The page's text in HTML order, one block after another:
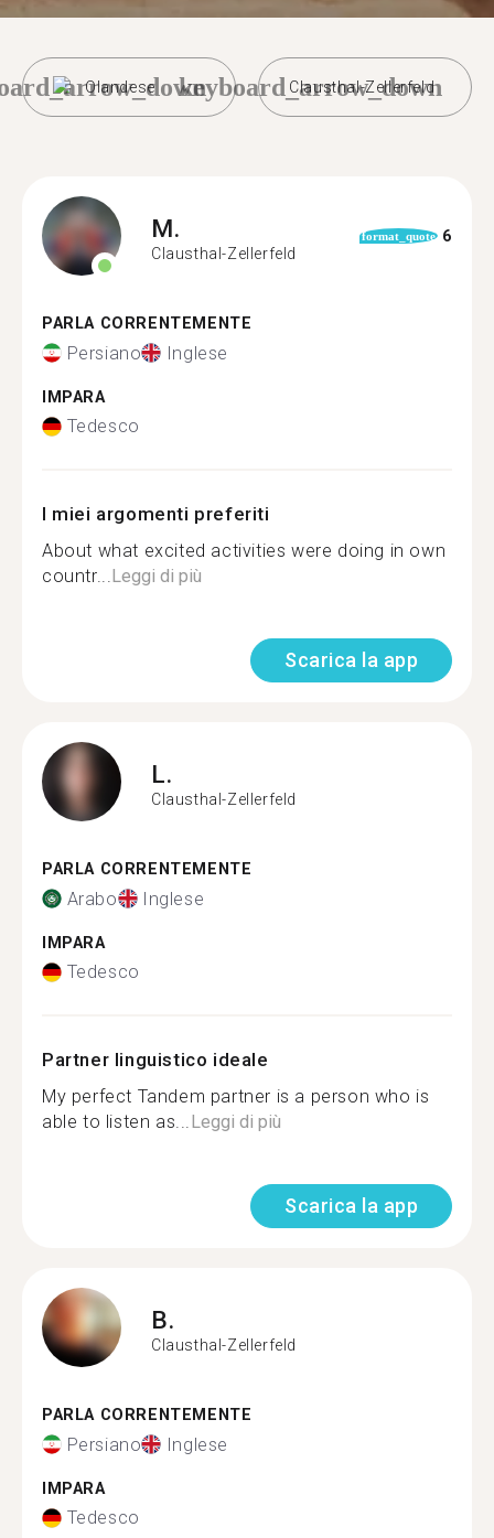
Olandese Clausthal-Zellerfeld
keyboard_arrow_down
M.
Clausthal-Zellerfeld
format_quote 6
PARLA CORRENTEMENTE
Persiano Inglese
IMPARA
Tedesco
I miei argomenti preferiti
About what excited activities were doing in own
countr...Leggi di più
Scarica la app
L.
Clausthal-Zellerfeld
PARLA CORRENTEMENTE
Arabo Inglese
IMPARA
Tedesco
Partner linguistico ideale
My perfect Tandem partner is a person who is
able to listen as...Leggi di più
Scarica la app
B.
Clausthal-Zellerfeld
PARLA CORRENTEMENTE
Persiano Inglese
IMPARA
Tedesco